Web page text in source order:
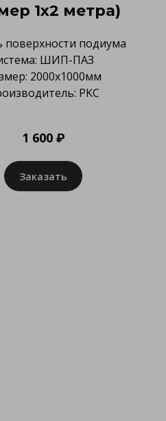
1х2 метра)
поверхности подиума
ШИП-ПАЗ
2000х1000мм
PKC
1 600 ₽
Заказать